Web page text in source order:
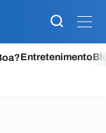
Entretenimento